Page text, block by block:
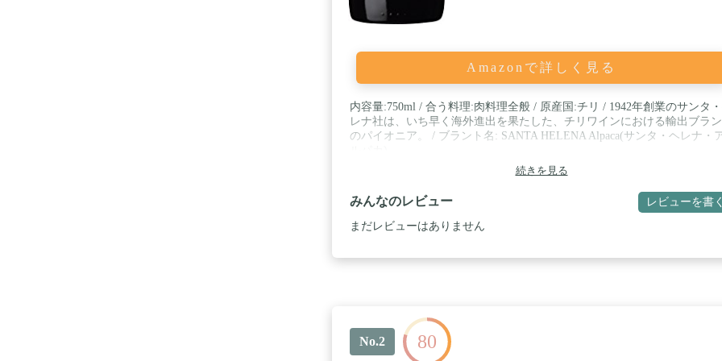
Amazonで詳しく見る
内容量:750ml / 合う料理:肉料理全般 / 原産国:チリ / 1942年創業のサンタ
レナ社は、いち早く海外進出を果たした、チリワインにおける輸出ブラ
のパイオニア。 / ブラント名: SANTA HELENA Alpaca(サンタ・ヘレナ・
続きを見る
みんなのレビュー レビューを書く
まだレビューはありません
No.2 80